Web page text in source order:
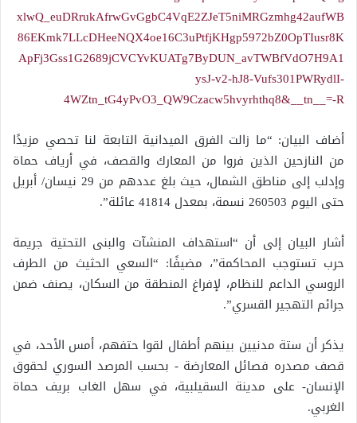
xlwQ_euDRrukAfrwGvGgbC4VqE2ZJeT5niMRGzmhg42aufWB
86EKmk7LLcDHeeNQX4oe16C3uPtfjKHgp5972bZ0OpTIusr8K
ApFj3Gss1G2689jCVCYvKUATg7ByDUN_avTWBfVdO7H9A1
ysJ-v2-hJ8-Vufs301PWRydlI-
4WZtn_tG4yPvO3_QW9Czacw5hvyrhthq8&__tn__=-R
أضاف البيان: “ما زالت الفرق الميدانية التابعة لنا تحصي مزيدًا
من النازحين الذين فروا من المعارك والقصف، في أرياف حماة
وإدلب إلى مناطق الشمال، حيث بلغ عددهم من 29 نيسان/ أبريل
حتى اليوم 260503 نسمة، بمعدل 41814 عائلة”.
أشار البيان إلى أن “استهداف المنشآت والبنى التحتية جريمة
حرب تستوجب المحاكمة”، مضيفًا: “السعي الحثيث من الطرف
الروسي الداعم للنظام، لإفراغ المنطقة من السكان، يصنف ضمن
جرائم التهجير القسري”.
يذكر أن ستة مدنيين بينهم أطفال لقوا حتفهم، أمس الأحد، في
قصف مصدره فصائل المعارضة - بحسب المرصد السوري لحقوق
الإنسان- على مدينة السقيلبية، في سهل الغاب بريف حماة
الغربي.